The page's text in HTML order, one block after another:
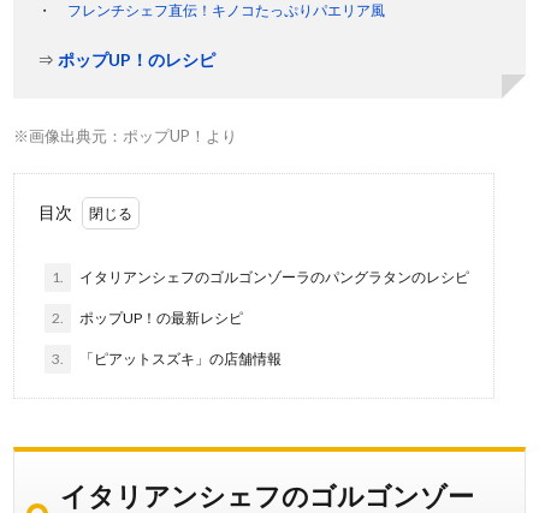
フレンチシェフ直伝！キノコたっぷりパエリア風
⇒ポップUP！のレシピ
※画像出典元：ポップUP！より
目次
1. イタリアンシェフのゴルゴンゾーラのパングラタンのレシピ
2. ポップUP！の最新レシピ
3. 「ピアットスズキ」の店舗情報
イタリアンシェフのゴルゴンゾー